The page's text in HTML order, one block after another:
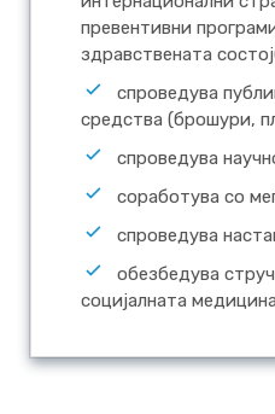
превентивни
здравствената
спроведува
средства (брошури,
спроведува
соработува со
спроведува
обезбедува
социјалната